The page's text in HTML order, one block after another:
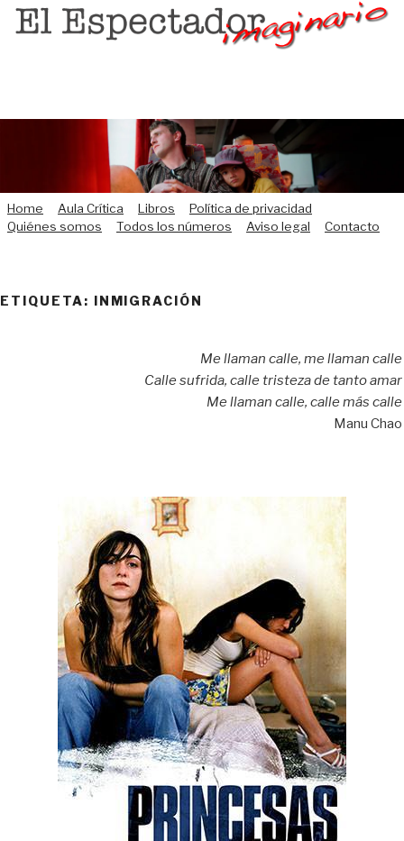
Saltar
Home Aula Crítica Libros
Política de privacidad
Quiénes somos
Todos los números Aviso legal Contacto
ETIQUETA: INMIGRACIÓN
Me llaman calle, me llaman calle
Calle sufrida, calle tristeza de tanto amar
Me llaman calle, calle más calle
Manu Chao